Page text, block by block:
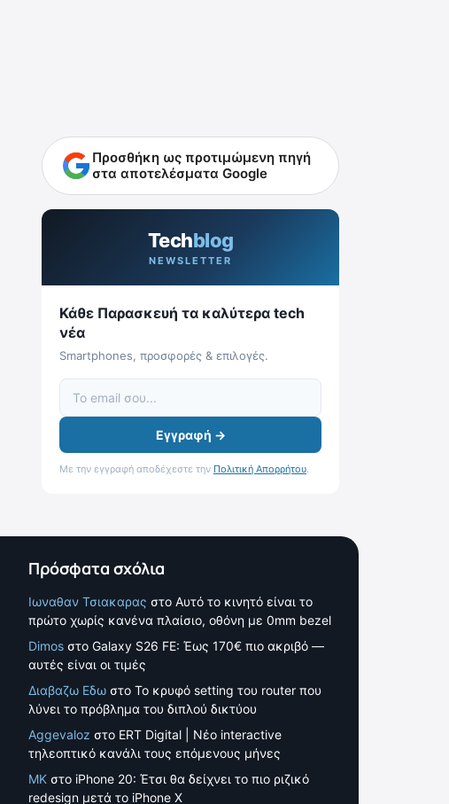
Προσθήκη ως προτιμώμενη πηγή
στα αποτελέσματα Google
Techblog
NEWSLETTER
Κάθε Παρασκευή τα καλύτερα tech
νέα
Smartphones, προσφορές & επιλογές.
Εγγραφή →
Με την εγγραφή αποδέχεστε την Πολιτική Απορρήτου.
Πρόσφατα σχόλια
Ιωναθαν ΤσιακαραςστοΑυτό το κινητό είναι το
πρώτο χωρίς κανένα πλαίσιο, οθόνη με 0mm bezel
DimosστοGalaxy S26 FE: Έως 170€ πιο ακριβό —
αυτές είναι οι τιμές
Διαβαζω ΕδωστοΤο κρυφό setting του router που
λύνει το πρόβλημα του διπλού δικτύου
Aggevalozστο ERT Digital | Νέο interactive
τηλεοπτικό κανάλι τους επόμενους μήνες
MKστο iPhone 20: Έτσι θα δείχνει το πιο ριζικό
redesign μετά το iPhone X